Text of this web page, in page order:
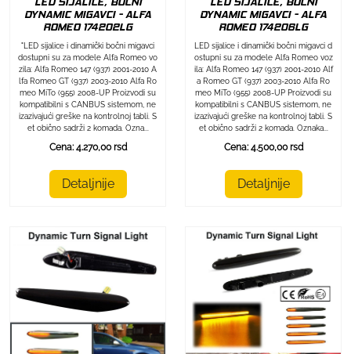
DYNAMIC MIGAVCI - ALFA
ROMEO 174202LG
"LED sijalice i dinamički bočni migavci
dostupni su za modele Alfa Romeo vo
zila: Alfa Romeo 147 (937) 2001-2010 A
lfa Romeo GT (937) 2003-2010 Alfa Ro
meo MiTo (955) 2008-UP Proizvodi su
kompatibilni s CANBUS sistemom, ne
izazivajući greške na kontrolnoj tabli. S
et obično sadrži 2 komada. Ozna...
Cena: 4.270,00 rsd
Detaljnije
DYNAMIC MIGAVCI - ALFA
ROMEO 174206LG
LED sijalice i dinamički bočni migavci d
ostupni su za modele Alfa Romeo voz
ila: Alfa Romeo 147 (937) 2001-2010 Alf
a Romeo GT (937) 2003-2010 Alfa Ro
meo MiTo (955) 2008-UP Proizvodi su
kompatibilni s CANBUS sistemom, ne
izazivajući greške na kontrolnoj tabli. S
et obično sadrži 2 komada. Oznaka...
Cena: 4.500,00 rsd
Detaljnije